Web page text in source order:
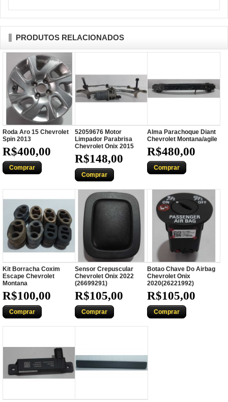
PRODUTOS RELACIONADOS
Roda Aro 15 Chevrolet
Spin 2013
R$400,00
Comprar
52059676 Motor
Limpador Parabrisa
Chevrolet Onix 2015
R$148,00
Comprar
Alma Parachoque Diant
Chevrolet Montana/agile
R$480,00
Comprar
Kit Borracha Coxim
Escape Chevrolet
Montana
R$100,00
Comprar
Sensor Crepuscular
Chevrolet Onix 2022
(26699291)
R$105,00
Comprar
Botao Chave Do Airbag
Chevrolet Onix
2020(26221992)
R$105,00
Comprar